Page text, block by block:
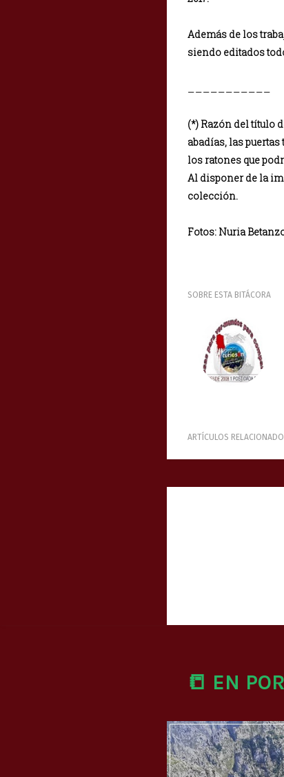
Además de los
siendo editados
(*) Razón del título
abadías, las
los ratones que
Al disponer de la
colección.
Fotos: Nuria
SOBRE ESTA BITÁCORA
ARTÍCULOS
📒 EN